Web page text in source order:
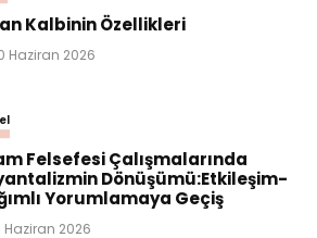
Kalbinin Özellikleri
Haziran 2026
Felsefesi Çalışmalarında
Dönüşümü:Etkileşim-
Yorumlamaya Geçiş
Haziran 2026